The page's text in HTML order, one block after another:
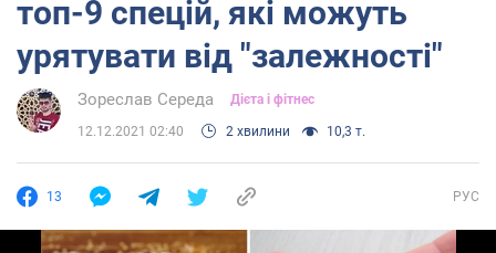
топ-9 спецій, які можуть
урятувати від "залежності"
Зореслав Середа Дієта і фітнес
12.12.2021 02:40 2 хвилини 10,3 т.
13 РУС